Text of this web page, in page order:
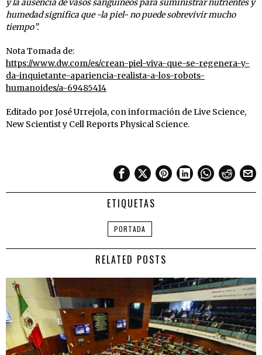
y la ausencia de vasos sanguíneos para suministrar nutrientes y
humedad significa que -la piel- no puede sobrevivir mucho
tiempo”.
Nota Tomada de:
https://www.dw.com/es/crean-piel-viva-que-se-regenera-y-
da-inquietante-apariencia-realista-a-los-robots-
humanoides/a-69485414
Editado por José Urrejola, con información de Live Science,
New Scientist y Cell Reports Physical Science.
ETIQUETAS
PORTADA
RELATED POSTS